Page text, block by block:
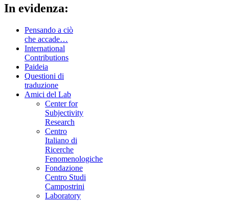
In evidenza:
Pensando a ciò
che accade…
International
Contributions
Paideia
Questioni di
traduzione
Amici del Lab
Center for
Subjectivity
Research
Centro
Italiano di
Ricerche
Fenomenologiche
Fondazione
Centro Studi
Campostrini
Laboratory